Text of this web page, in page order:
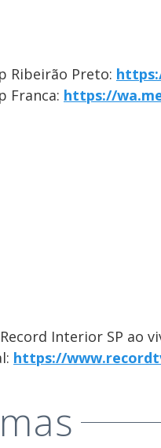
Ribeirão Preto:
Franca: https://
Interior SP ao
https://